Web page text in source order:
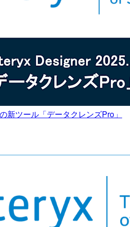
新ツール「データクレンズPro」